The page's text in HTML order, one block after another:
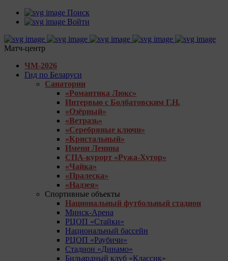
Поиск
Войти
Матч-центр
ЧМ-2026
Гид по Беларуси
Санатории
«Романтика Люкс»
Интервью с Болбатовским Г.Н.
«Озёрный»
«Ветразь»
«Серебряные ключи»
«Кристальный»
Имени Ленина
СПА-курорт «Ружа-Хутор»
«Чайка»
«Пралеска»
«Надзея»
Спортивные объекты
Национальный футбольный стадион
Минск-Арена
РЦОП «Стайки»
Национальный бассейн
РЦОП «Раубичи»
Стадион «Динамо»
Бильярдный клуб «Классик»